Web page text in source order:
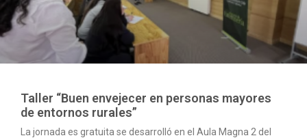
Taller “Buen envejecer en personas mayores
de entornos rurales”
La jornada es gratuita se desarrolló en el Aula Magna 2 del